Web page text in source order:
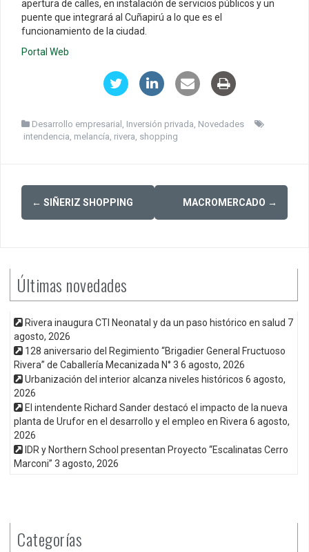
apertura de calles, en instalación de servicios públicos y un
puente que integrará al Cuñapirú a lo que es el
funcionamiento de la ciudad.
Portal Web
Desarrollo empresarial Inversión privada Novedades
intendencia melancía rivera shopping
Post
navigation
← SIÑERIZ SHOPPING MACROMERCADO →
Últimas novedades
Rivera inaugura CTI Neonatal y da un paso histórico en salud 7
agosto, 2026
128 aniversario del Regimiento “Brigadier General Fructuoso
Rivera” de Caballería Mecanizada N° 3 6 agosto, 2026
Urbanización del interior alcanza niveles históricos 6 agosto,
2026
El intendente Richard Sander destacó el impacto de la nueva
planta de Urufor en el desarrollo y el empleo en Rivera 6 agosto,
2026
IDR y Northern School presentan Proyecto “Escalinatas Cerro
Marconi” 3 agosto, 2026
Categorías